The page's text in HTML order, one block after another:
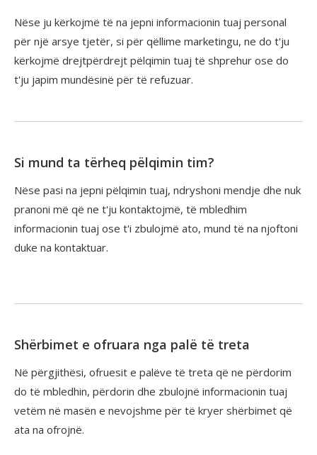
Nëse ju kërkojmë të na jepni informacionin tuaj personal
për një arsye tjetër, si për qëllime marketingu, ne do t'ju
kërkojmë drejtpërdrejt pëlqimin tuaj të shprehur ose do
t'ju japim mundësinë për të refuzuar.
Si mund ta tërheq pëlqimin tim?
Nëse pasi na jepni pëlqimin tuaj, ndryshoni mendje dhe nuk
pranoni më që ne t'ju kontaktojmë, të mbledhim
informacionin tuaj ose t'i zbulojmë ato, mund të na njoftoni
duke na kontaktuar.
Shërbimet e ofruara nga palë të treta
Në përgjithësi, ofruesit e palëve të treta që ne përdorim
do të mbledhin, përdorin dhe zbulojnë informacionin tuaj
vetëm në masën e nevojshme për të kryer shërbimet që
ata na ofrojnë.